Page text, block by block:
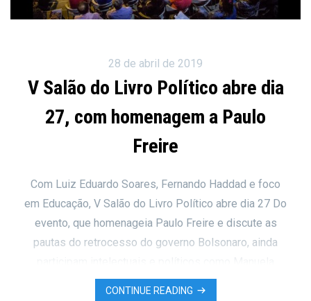
28 de abril de 2019
V Salão do Livro Político abre dia
27, com homenagem a Paulo
Freire
Com Luiz Eduardo Soares, Fernando Haddad e foco
em Educação, V Salão do Livro Político abre dia 27 Do
evento, que homenageia Paulo Freire e discute as
pautas do retrocesso do governo Bolsonaro, ainda
D’Ávila, Flávio Dino, Guilheme Wisnik, Eduardo
CONTINUE READING